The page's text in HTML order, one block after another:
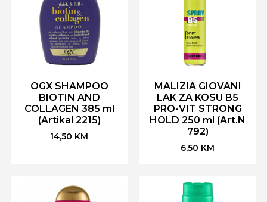
OGX SHAMPOO
BIOTIN AND
COLLAGEN 385 ml
(Artikal 2215)
14,50 KM
MALIZIA GIOVANI
LAK ZA KOSU B5
PRO-VIT STRONG
HOLD 250 ml (Art.N
792)
6,50 KM